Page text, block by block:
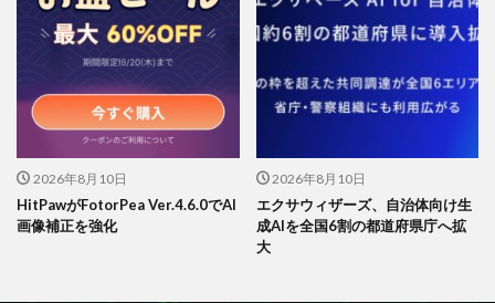
2026年8月10日
HitPawがFotorPea Ver.4.6.0でAI
画像補正を強化
2026年8月10日
エクサウィザーズ、自治体向け生
成AIを全国6割の都道府県庁へ拡
大